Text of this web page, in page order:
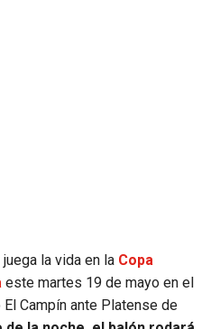
la vida en la Copa
este martes 19 de mayo en el
Campín ante Platense de